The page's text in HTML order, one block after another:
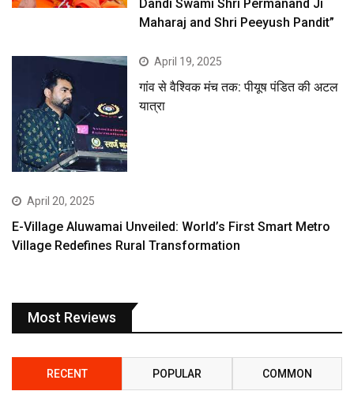
Dandi Swami Shri Permanand Ji
Maharaj and Shri Peeyush Pandit”
April 19, 2025
गांव से वैश्विक मंच तक: पीयूष पंडित की अटल
यात्रा
April 20, 2025
E-Village Aluwamai Unveiled: World’s First Smart Metro
Village Redefines Rural Transformation
Most Reviews
RECENT POPULAR COMMON